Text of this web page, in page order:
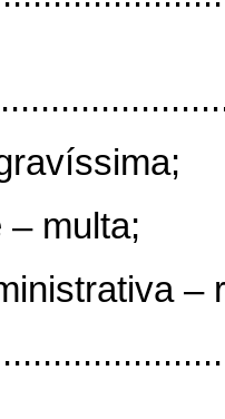
– multa;
–